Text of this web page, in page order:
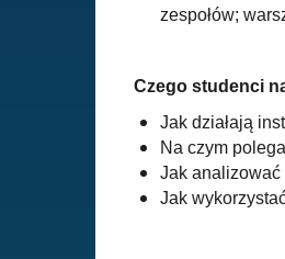
zespołów;
Czego studenci
Jak działają
Na czym
Jak analizować
Jak